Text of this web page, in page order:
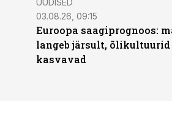
UUDISED
03.08.26, 09:15
Euroopa saagiprognoos:
langeb järsult, õlikultuurid
kasvavad